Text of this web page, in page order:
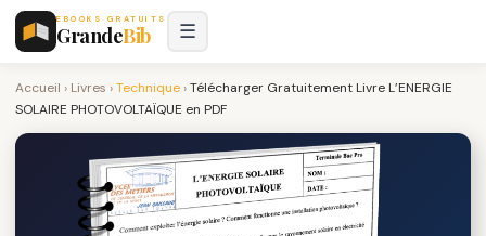
EBOOKS GRATUITS
GrandeBib ☰
Accueil › Livres ›Technique ›Télécharger Gratuitement Livre L’ENERGIE
SOLAIRE PHOTOVOLTAÏQUE en PDF